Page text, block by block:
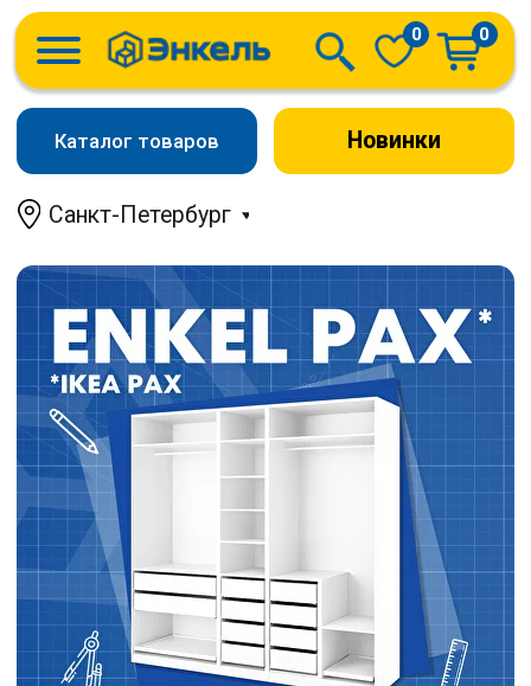
Новинки
Санкт-Петербург